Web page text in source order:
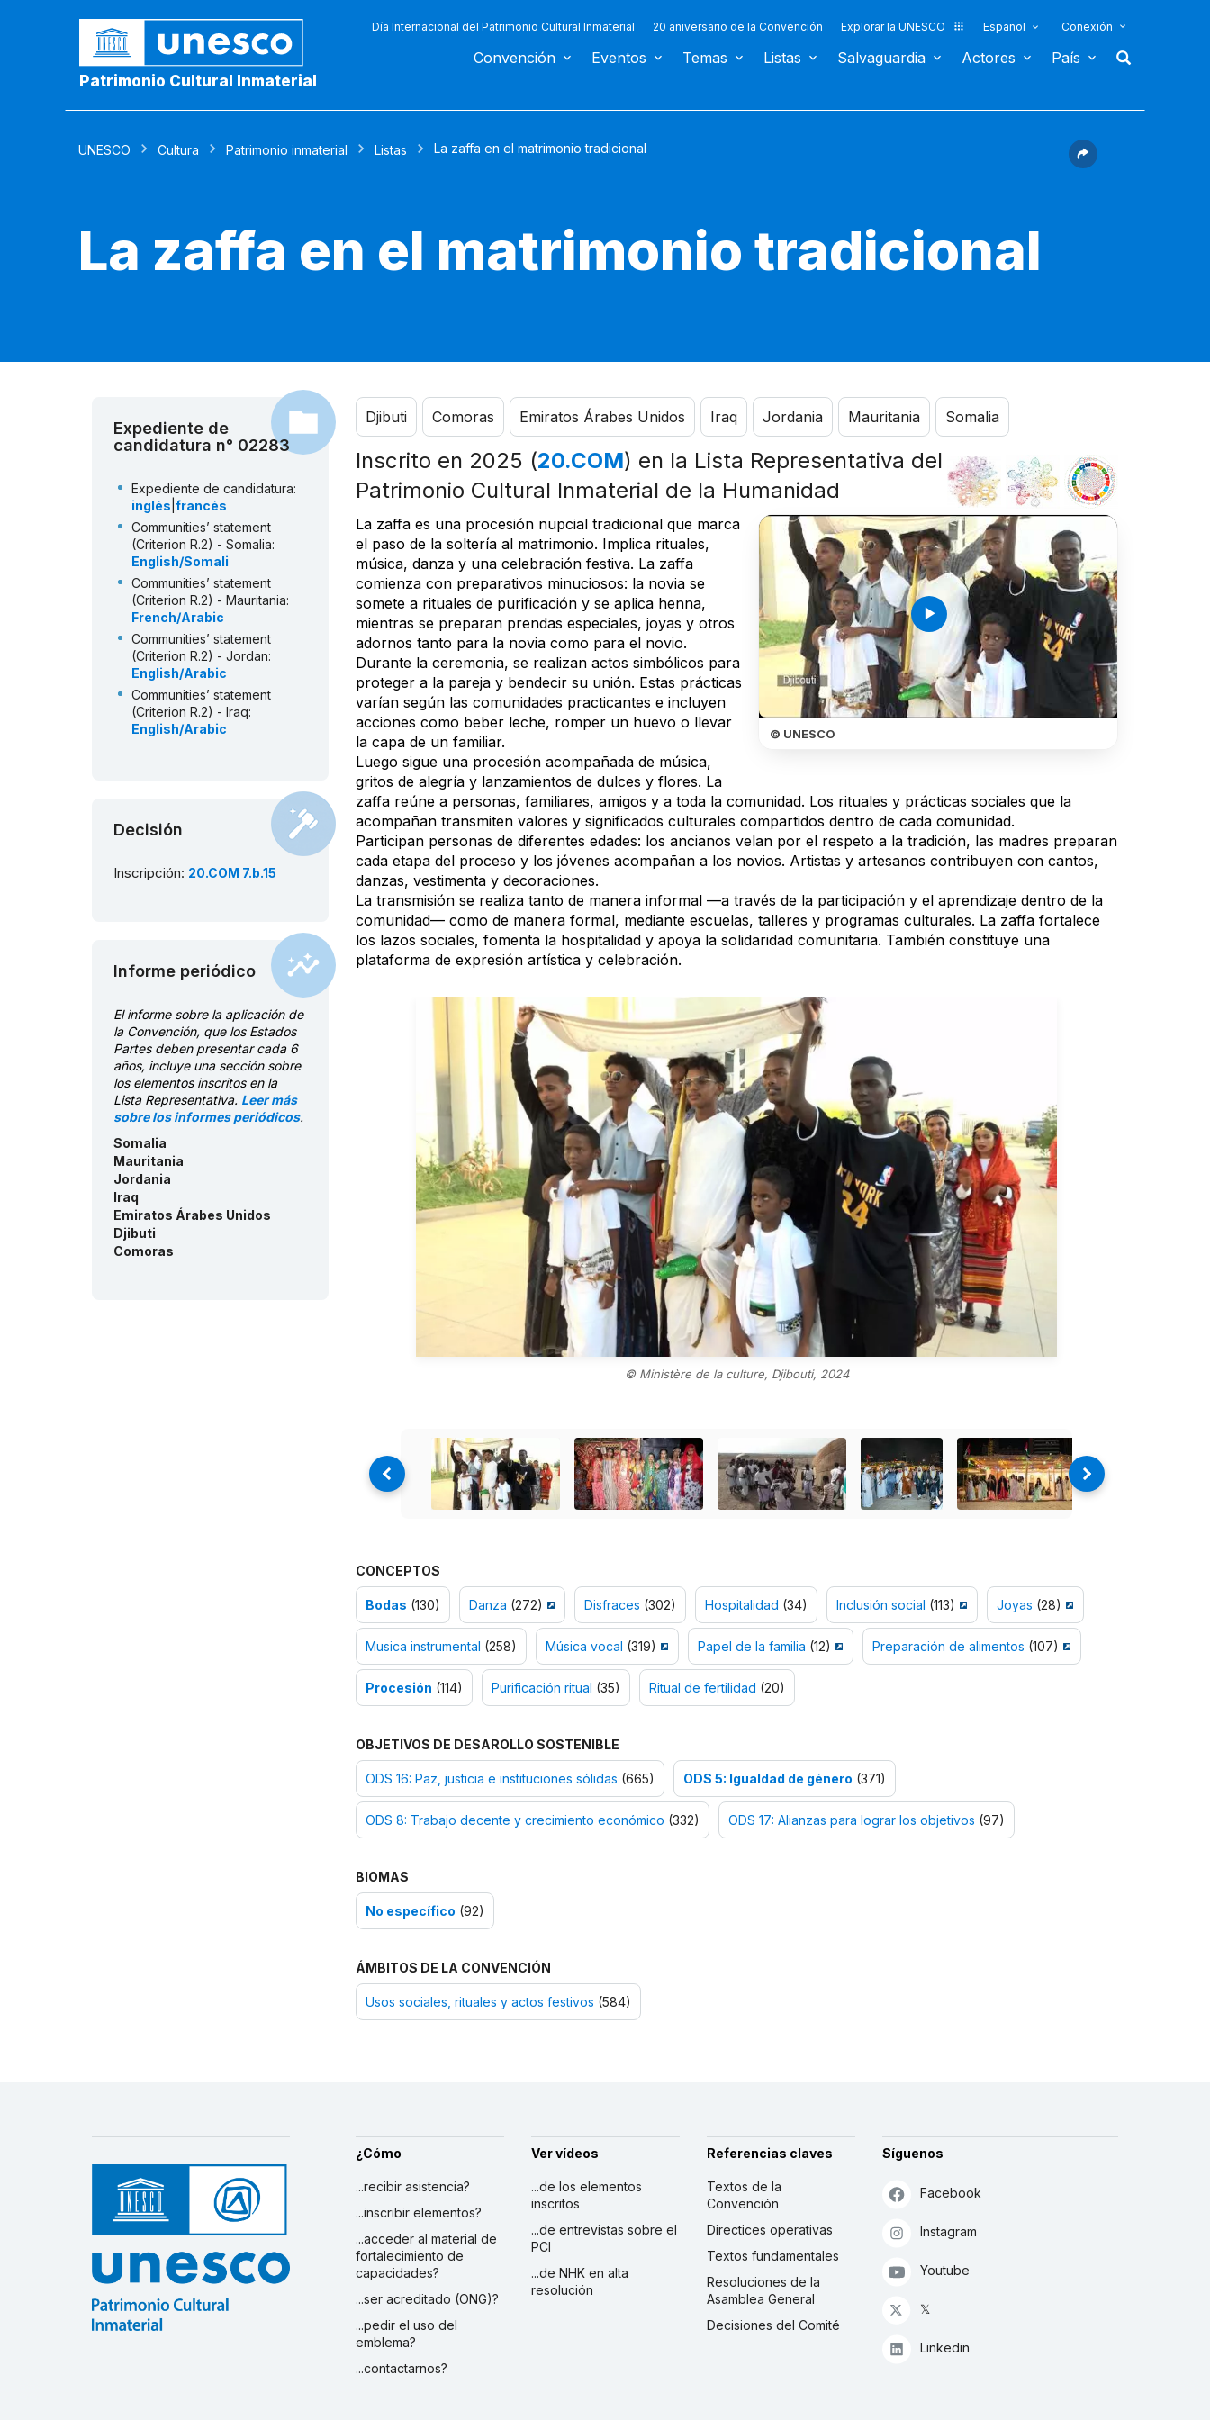
Patrimonio Cultural Inmaterial
Día Internacional del Patrimonio Cultural Inmaterial 20 aniversario de la Convención Explorar la UNESCO Español Conexión
Convención Eventos Temas Listas Salvaguardia Actores País
UNESCO Cultura Patrimonio inmaterial Listas La zaffa en el matrimonio tradicional
La zaffa en el matrimonio tradicional
Expediente de
candidatura n° 02283
Expediente de candidatura:
inglés francés
Communities’ statement
(Criterion R.2) - Somalia:
English/Somali
Communities’ statement
(Criterion R.2) - Mauritania:
French/Arabic
Communities’ statement
(Criterion R.2) - Jordan:
English/Arabic
Communities’ statement
(Criterion R.2) - Iraq:
English/Arabic
Communities’ statement
(Criterion R.2) - United Arab
Communities’ statement
French/Afar
comunidades - Somalia:
English/Somali
Consentimiento de las
comunidades - Mauritania:
French/Arabic
Consentimiento de las
comunidades - Jordan -
filmed:
Consentimiento de las
comunidades - Jordan:
English/Arabic
Consentimiento de las
comunidades - Iraq - filmed:
Arabic/English
Emirates:inglés
periódico) - Comoros:
francés
Inventario del PCI (reporte
Decisión
Inscripción: 20.COM 7.b.15
Informe periódico
El informe sobre la aplicación de
la Convención, que los Estados
Partes deben presentar cada 6
años, incluye una sección sobre
los elementos inscritos en la
Lista Representativa. Leer más
sobre los informes periódicos.
Somalia
Mauritania
Jordania
Iraq
Emiratos Árabes Unidos
Djibuti
Comoras
Djibuti Comoras Emiratos Árabes Unidos Iraq Jordania Mauritania Somalia
Inscrito en 2025 (20.COM) en la Lista Representativa del
Patrimonio Cultural Inmaterial de la Humanidad
play_arrow
© UNESCO
La zaffa es una procesión nupcial tradicional que marca
el paso de la soltería al matrimonio. Implica rituales,
música, danza y una celebración festiva. La zaffa
comienza con preparativos minuciosos: la novia se
somete a rituales de purificación y se aplica henna,
mientras se preparan prendas especiales, joyas y otros
adornos tanto para la novia como para el novio.
Durante la ceremonia, se realizan actos simbólicos para
proteger a la pareja y bendecir su unión. Estas prácticas
varían según las comunidades practicantes e incluyen
acciones como beber leche, romper un huevo o llevar
la capa de un familiar.
Luego sigue una procesión acompañada de música,
gritos de alegría y lanzamientos de dulces y flores. La
zaffa reúne a personas, familiares, amigos y a toda la comunidad. Los rituales y prácticas sociales que la
acompañan transmiten valores y significados culturales compartidos dentro de cada comunidad.
Participan personas de diferentes edades: los ancianos velan por el respeto a la tradición, las madres preparan
cada etapa del proceso y los jóvenes acompañan a los novios. Artistas y artesanos contribuyen con cantos,
danzas, vestimenta y decoraciones.
La transmisión se realiza tanto de manera informal —a través de la participación y el aprendizaje dentro de la
comunidad— como de manera formal, mediante escuelas, talleres y programas culturales. La zaffa fortalece
los lazos sociales, fomenta la hospitalidad y apoya la solidaridad comunitaria. También constituye una
plataforma de expresión artística y celebración.
© Ministère de la culture, Djibouti, 2024
CONCEPTOS
Bodas (130) Danza (272) Disfraces (302) Hospitalidad (34) Inclusión social (113) Joyas (28)
Musica instrumental (258) Música vocal (319) Papel de la familia (12) Preparación de alimentos (107)
Procesión (114) Purificación ritual (35) Ritual de fertilidad (20)
OBJETIVOS DE DESAROLLO SOSTENIBLE
ODS 16: Paz, justicia e instituciones sólidas (665) ODS 5: Igualdad de género (371)
ODS 8: Trabajo decente y crecimiento económico (332) ODS 17: Alianzas para lograr los objetivos (97)
BIOMAS
No específico (92)
ÁMBITOS DE LA CONVENCIÓN
Usos sociales, rituales y actos festivos (584)
¿Cómo
...recibir asistencia?
...inscribir elementos?
...acceder al material de
fortalecimiento de
capacidades?
...ser acreditado (ONG)?
...pedir el uso del
emblema?
...contactarnos?
Ver vídeos
...de los elementos
inscritos
...de entrevistas sobre el
PCI
...de NHK en alta
resolución
Referencias claves
Textos de la
Convención
Directices operativas
Textos fundamentales
Resoluciones de la
Asamblea General
Decisiones del Comité
Síguenos
Facebook
Instagram
Youtube
𝕏
Linkedin